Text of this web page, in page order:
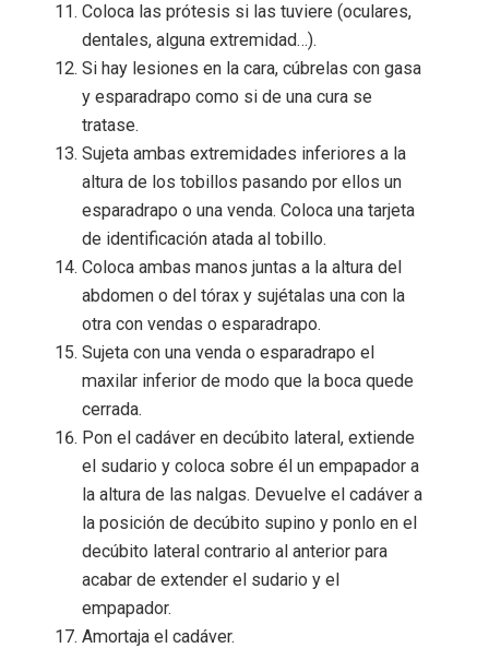
Coloca las prótesis si las tuviere (oculares,
dentales, alguna extremidad…).
Si hay lesiones en la cara, cúbrelas con gasa
y esparadrapo como si de una cura se
tratase.
Sujeta ambas extremidades inferiores a la
altura de los tobillos pasando por ellos un
esparadrapo o una venda. Coloca una tarjeta
de identificación atada al tobillo.
Coloca ambas manos juntas a la altura del
abdomen o del tórax y sujétalas una con la
otra con vendas o esparadrapo.
Sujeta con una venda o esparadrapo el
maxilar inferior de modo que la boca quede
cerrada.
Pon el cadáver en decúbito lateral, extiende
el sudario y coloca sobre él un empapador a
la altura de las nalgas. Devuelve el cadáver a
la posición de decúbito supino y ponlo en el
decúbito lateral contrario al anterior para
acabar de extender el sudario y el
empapador.
Amortaja el cadáver.